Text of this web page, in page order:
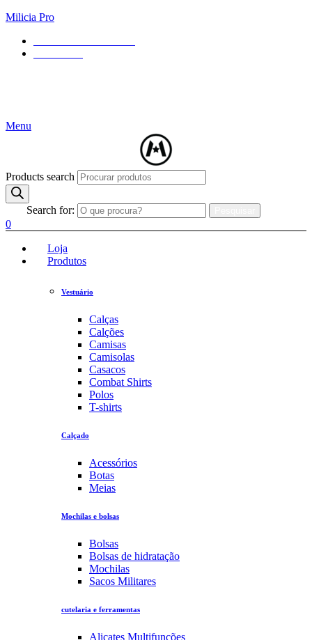
Milicia Pro
Menu
Products search
Search for:
0
Loja
Produtos
Vestuário
Calças
Calções
Camisas
Camisolas
Casacos
Combat Shirts
Polos
T-shirts
Calçado
Acessórios
Botas
Meias
Mochilas e bolsas
Bolsas
Bolsas de hidratação
Mochilas
Sacos Militares
cutelaria e ferramentas
Alicates Multifunções